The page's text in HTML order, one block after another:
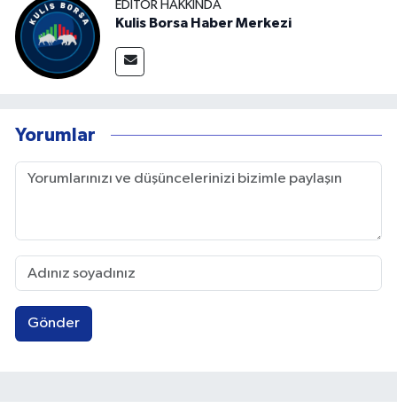
EDITÖR HAKKINDA
Kulis Borsa Haber Merkezi
Yorumlar
Gönder